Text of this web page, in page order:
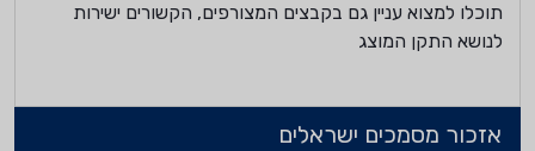
תוכלו למצוא עניין גם בקבצים המצורפים, הקשורים ישירות
לנושא התקן המוצג
אזכור מסמכים ישראלים